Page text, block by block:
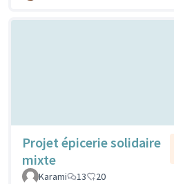
Projet épicerie solidaire
mixte
Karami
13 20